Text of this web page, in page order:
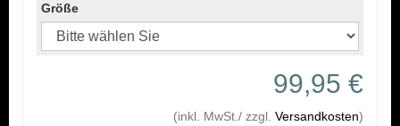
Größe
99,95 €
(inkl. MwSt./ zzgl. Versandkosten)